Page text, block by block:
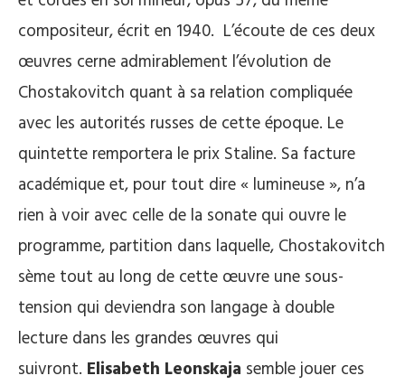
compositeur, écrit en 1940. L’écoute de ces deux
œuvres cerne admirablement l’évolution de
Chostakovitch quant à sa relation compliquée
avec les autorités russes de cette époque. Le
quintette remportera le prix Staline. Sa facture
académique et, pour tout dire « lumineuse », n’a
rien à voir avec celle de la sonate qui ouvre le
programme, partition dans laquelle, Chostakovitch
sème tout au long de cette œuvre une sous-
tension qui deviendra son langage à double
lecture dans les grandes œuvres qui
suivront. Elisabeth Leonskaja semble jouer ces